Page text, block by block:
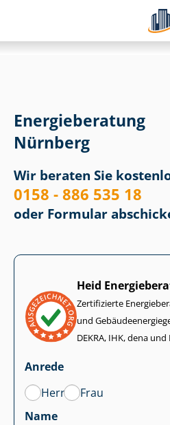
Energieberatung
Nürnberg
Wir beraten Sie
0158 - 886 535 18
oder Formular
Heid
Zertifizierte
und
DEKRA, IHK, dena und
Anrede
Herr
Frau
Name